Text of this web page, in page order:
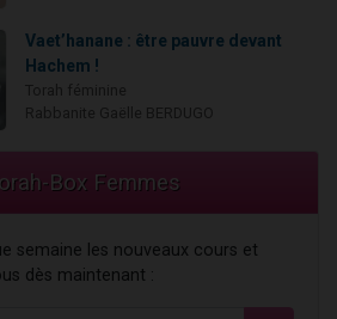
Vaet’hanane : être pauvre devant
Hachem !
Box Femmes
semaine les nouveaux cours et
dès maintenant :